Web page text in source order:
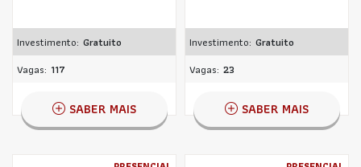
Investimento: Gratuito
Vagas: 117
SABER MAIS
Investimento: Gratuito
Vagas: 23
SABER MAIS